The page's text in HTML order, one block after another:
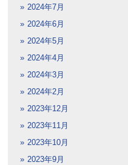
2024年7月
2024年6月
2024年5月
2024年4月
2024年3月
2024年2月
2023年12月
2023年11月
2023年10月
2023年9月